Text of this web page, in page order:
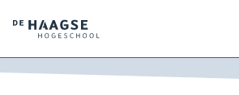
Logo
van
De